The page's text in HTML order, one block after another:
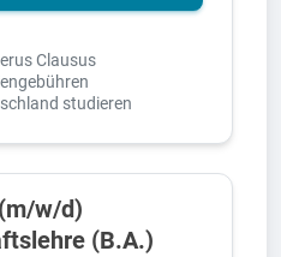
Clausus
studieren
w/d)
(B.A.)